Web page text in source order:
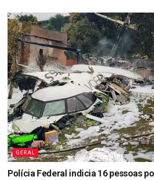
GERAL
Polícia Federal indicia 16 pessoas